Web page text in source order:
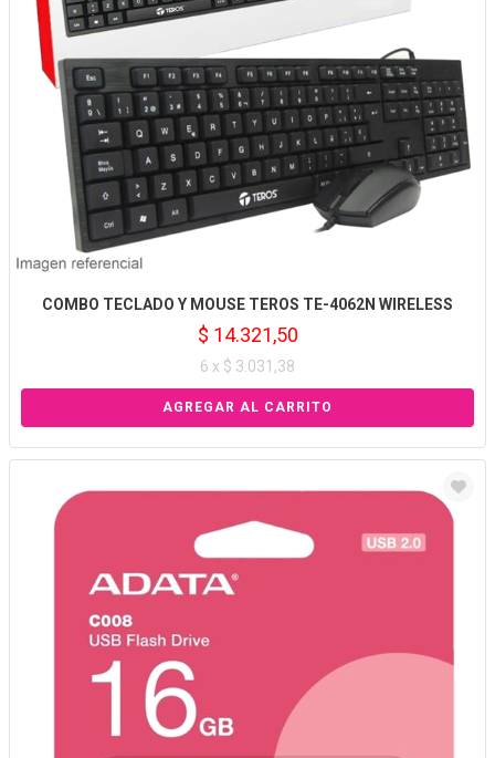
COMBO TECLADO Y MOUSE TEROS TE-4062N WIRELESS
$ 14.321,50
6 x $ 3.031,38